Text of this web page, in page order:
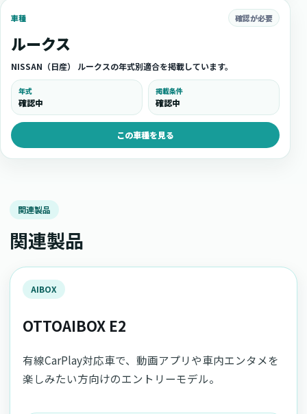
車種 確認が必要
ルークス
NISSAN（日産） ルークスの年式別適合を掲載しています。
年式
確認中
掲載条件
確認中
この車種を見る
関連製品
関連製品
AIBOX
OTTOAIBOX E2
有線CarPlay対応車で、動画アプリや車内エンタメを
楽しみたい方向けのエントリーモデル。